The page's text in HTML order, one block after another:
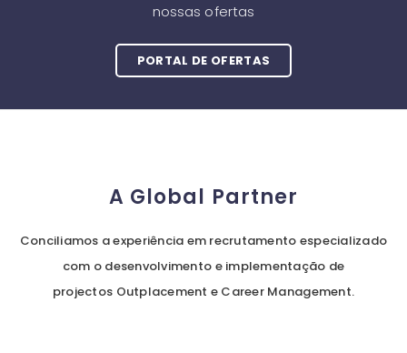
nossas ofertas
PORTAL DE OFERTAS
A Global Partner
Conciliamos a experiência em recrutamento especializado
com o desenvolvimento e implementação de
projectos Outplacement e Career Management.